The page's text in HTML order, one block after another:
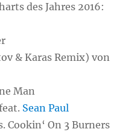
des Jahres 2016:
& Karas Remix) von
Man
Sean Paul
Cookin‘ On 3 Burners